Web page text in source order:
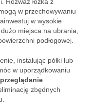
w przechowywaniu
w wysokie
miejsca na ubrania,
podłogowej.
instalując półki lub
w uporządkowaniu
zbędnych